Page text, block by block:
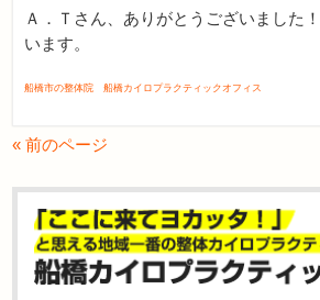
Ａ．Ｔさん、ありがとうございました
います。
船橋市の整体院 船橋カイロプラクティックオフィス
« 前のページ